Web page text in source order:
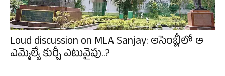
Loud discussion on MLA Sanjay: అసెంబ్లీలో ఆ
ఎమ్మెల్యే కుర్చీ ఎటువైపు..?